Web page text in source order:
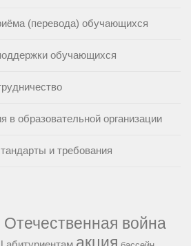
(перевода) обучающихся
обучающихся
в образовательной организации
и требования
Отечественная война
акция